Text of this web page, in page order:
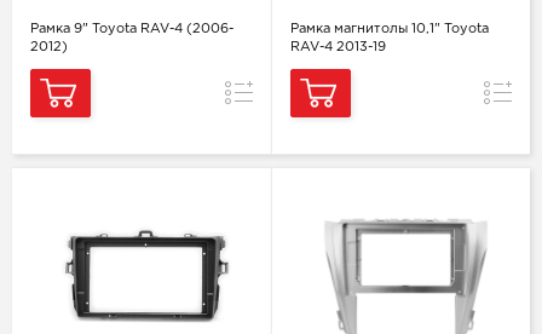
Рамка 9" Toyota RAV-4 (2006-
2012)
Сравнение
Рамка магнитолы 10,1" Toyota
RAV-4 2013-19